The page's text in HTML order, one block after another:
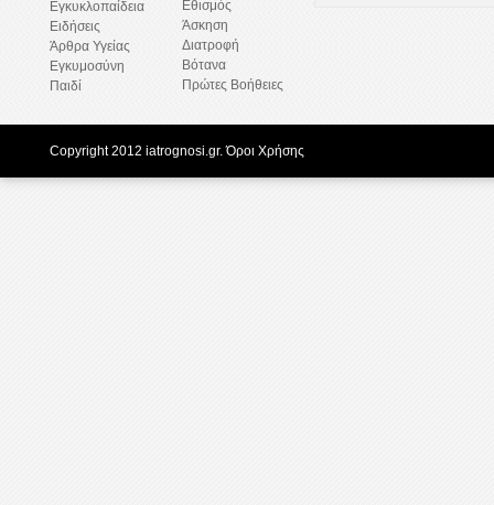
Εγκυκλοπαίδεια
Ειδήσεις
Άρθρα Υγείας
Εγκυμοσύνη
Παιδί
Εθισμός
Άσκηση
Διατροφή
Βότανα
Πρώτες Βοήθειες
Copyright 2012 iatrognosi.gr.Όροι Χρήσης